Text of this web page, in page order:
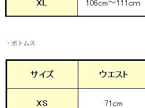
・ボトムス